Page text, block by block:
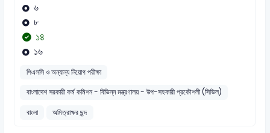
৬
৮
১৪
১৬
পিএসসি ও অন্যান্য নিয়োগ পরীক্ষা
বাংলাদেশ সরকারী কর্ম কমিশন - বিভিন্ন মন্ত্রণালয় - উপ-সহকারী প্রকৌশলী (সিভিল)
বাংলা
অমিত্রাক্ষর ছন্দ